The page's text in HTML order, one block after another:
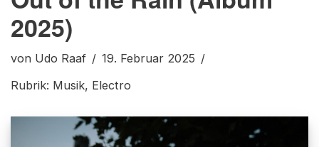
2025)
von Udo Raaf
19. Februar 2025
Rubrik: Musik, Electro